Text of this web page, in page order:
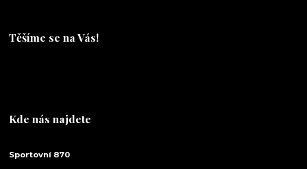
Těšíme se na Vás!
Kde nás najdete
Sportovní 870